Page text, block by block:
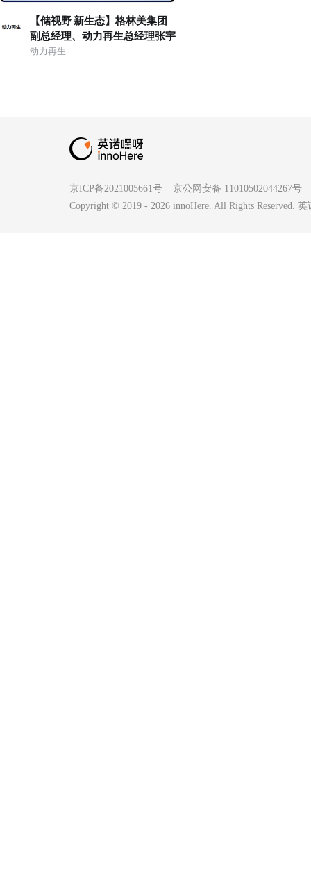
【储视野 新生态】格林美集团
副总经理、动力再生总经理张宇
平博士做客大储能生态创新联合
动力再生
京ICP备2021005661号
京公网安备 11010502044267号
Copyright © 2019 - 2026 innoHere. All Rights Reserved.